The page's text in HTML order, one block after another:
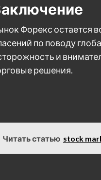
Форекс остается
по поводу
и
решения.
Читать статью stock